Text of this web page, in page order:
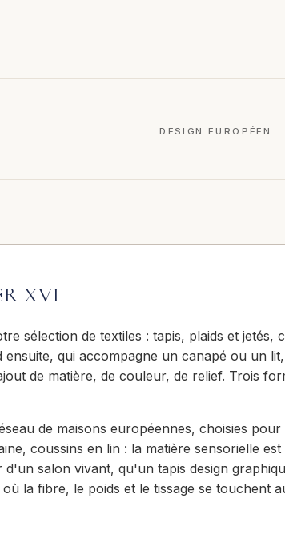
DESIGN EUROPÉEN
XVI
sélection de textiles : tapis, plaids et
qui accompagne un canapé ou un
de matière, de couleur, de relief. Trois
de maisons européennes, choisies
coussins en lin : la matière sensorielle
salon vivant, qu'un tapis design
la fibre, le poids et le tissage se touchent